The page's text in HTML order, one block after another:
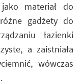
materiał do
gadżety do
łazienki
a zaistniała
wówczas